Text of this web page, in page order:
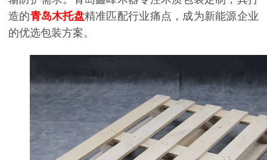
造的青岛木托盘精准匹配行业痛点，成为新能源企业
的优选包装方案。